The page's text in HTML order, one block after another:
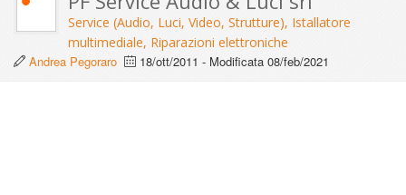
Service (Audio, Luci, Video, Strutture), Istallatore
multimediale, Riparazioni elettroniche
Andrea Pegoraro
18/ott/2011 - Modificata 08/feb/2021